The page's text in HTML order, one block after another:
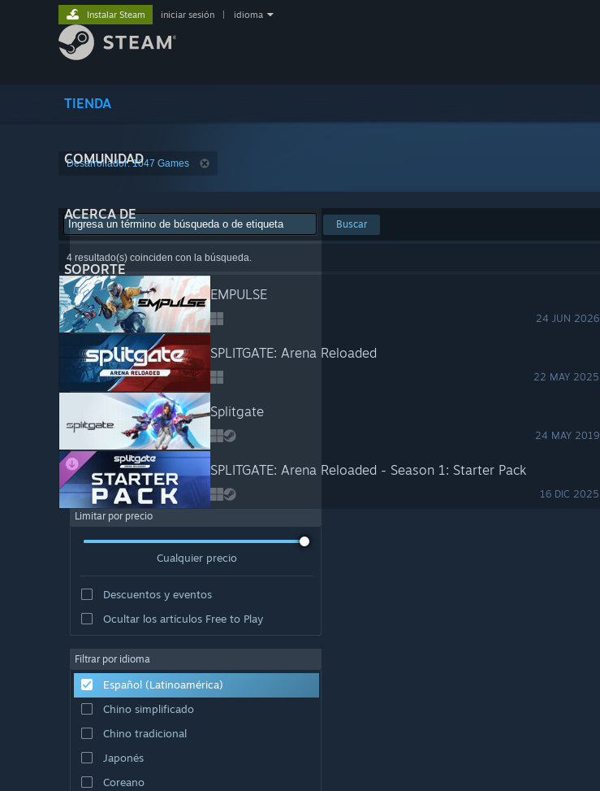
TIENDA
COMUNIDAD
ACERCA DE
SOPORTE
Instalar Steam iniciar sesión idioma
Desarrollador: 1047 Games
Buscar
4 resultado(s) coinciden con la búsqueda.
EMPULSE
24 JUN 2026
SPLITGATE: Arena Reloaded
22 MAY 2025
Splitgate
24 MAY 2019
SPLITGATE: Arena Reloaded - Season 1: Starter Pack
16 DIC 2025
Limitar por precio
Cualquier precio
Descuentos y eventos
Ocultar los artículos Free to Play
Filtrar por idioma
Español (Latinoamérica)
Chino simplificado
Chino tradicional
Japonés
Coreano